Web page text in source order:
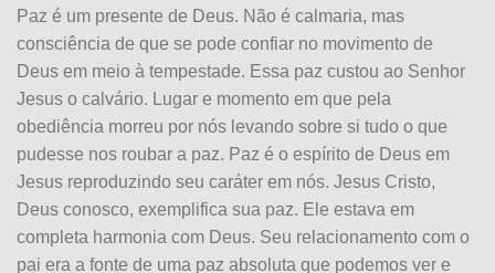
Paz é um presente de Deus. Não é calmaria, mas
consciência de que se pode confiar no movimento de
Deus em meio à tempestade. Essa paz custou ao Senhor
Jesus o calvário. Lugar e momento em que pela
obediência morreu por nós levando sobre si tudo o que
pudesse nos roubar a paz. Paz é o espírito de Deus em
Jesus reproduzindo seu caráter em nós. Jesus Cristo,
Deus conosco, exemplifica sua paz. Ele estava em
completa harmonia com Deus. Seu relacionamento com o
pai era a fonte de uma paz absoluta que podemos ver e